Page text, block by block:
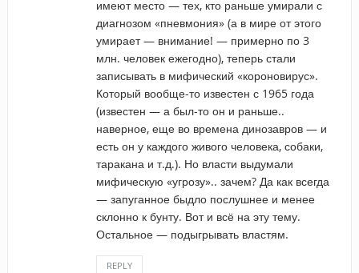
имеют место — тех, кто раньше умирали с
диагнозом «пневмония» (а в мире от этого
умирает — внимание! — примерно по 3
млн. человек ежегодно), теперь стали
записывать в мифический «короновирус».
Который вообще-то известен с 1965 года
(известен — а был-то он и раньше..
наверное, еще во времена динозавров — и
есть он у каждого живого человека, собаки,
таракана и т.д.). Но власти выдумали
мифическую «угрозу».. зачем? Да как всегда
— запуганное быдло послушнее и менее
склонно к бунту. Вот и всё на эту тему.
Остальное — подыгрывать властям.
REPLY